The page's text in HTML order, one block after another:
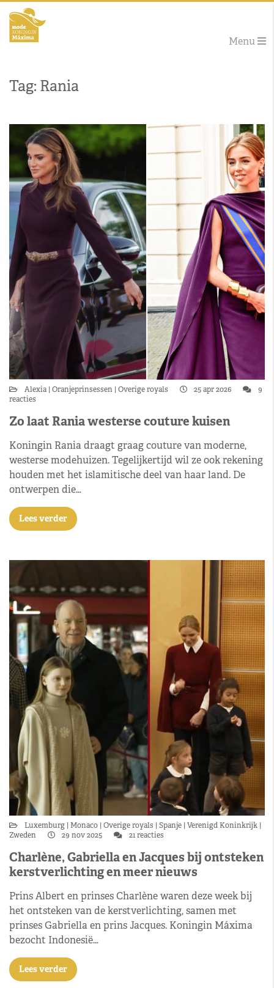
Menu
Tag: Rania
Alexia Oranjeprinsessen Overige royals 25 apr 2026
9
reacties
Zo laat Rania westerse couture kuisen
Koningin Rania draagt graag couture van moderne,
westerse modehuizen. Tegelijkertijd wil ze ook rekening
houden met het islamitische deel van haar land. De
ontwerpen die…
Lees verder
Luxemburg Monaco Overige royals Spanje Verenigd Koninkrijk
Zweden
29 nov 2025 21 reacties
Charlène, Gabriella en Jacques bij ontsteken
kerstverlichting en meer nieuws
Prins Albert en prinses Charlène waren deze week bij
het ontsteken van de kerstverlichting, samen met
prinses Gabriella en prins Jacques. Koningin Máxima
bezocht Indonesië…
Lees verder